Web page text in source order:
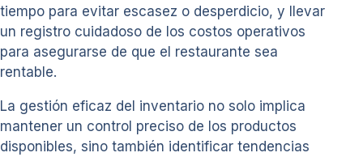
tiempo para evitar escasez o desperdicio, y llevar
un registro cuidadoso de los costos operativos
para asegurarse de que el restaurante sea
rentable.
La gestión eficaz del inventario no solo implica
mantener un control preciso de los productos
disponibles, sino también identificar tendencias